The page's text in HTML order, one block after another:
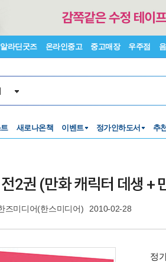
알라딘굿즈 온라인중고 중고매장 우주점
새로나온책 이벤트 정가인하도서 추
2권 (만화 캐릭터 데생 +
즈미디어(한스미디어) 2010-02-28
정